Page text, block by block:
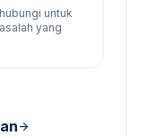
untuk
yang
arrow_forward